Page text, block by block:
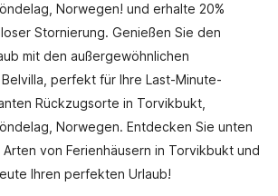
Norwegen! und erhalte 20%
Stornierung. Genießen Sie den
mit den außergewöhnlichen
perfekt für Ihre Last-Minute-
Rückzugsorte in Torvikbukt,
Norwegen. Entdecken Sie unten
von Ferienhäusern in Torvikbukt und
Ihren perfekten Urlaub!